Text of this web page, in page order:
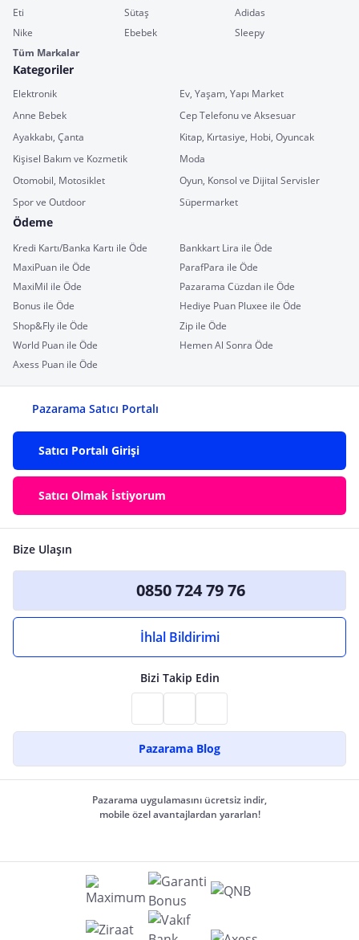
Eti
Sütaş
Adidas
Nike
Ebebek
Sleepy
Tüm Markalar
Kategoriler
Elektronik
Ev, Yaşam, Yapı Market
Anne Bebek
Cep Telefonu ve Aksesuar
Ayakkabı, Çanta
Kitap, Kırtasiye, Hobi, Oyuncak
Kişisel Bakım ve Kozmetik
Moda
Otomobil, Motosiklet
Oyun, Konsol ve Dijital Servisler
Spor ve Outdoor
Süpermarket
Ödeme
Kredi Kartı/Banka Kartı ile Öde
Bankkart Lira ile Öde
MaxiPuan ile Öde
ParafPara ile Öde
MaxiMil ile Öde
Pazarama Cüzdan ile Öde
Bonus ile Öde
Hediye Puan Pluxee ile Öde
Shop&Fly ile Öde
Zip ile Öde
World Puan ile Öde
Hemen Al Sonra Öde
Axess Puan ile Öde
Pazarama Satıcı Portalı
Satıcı Portalı Girişi
Satıcı Olmak İstiyorum
Bize Ulaşın
0850 724 79 76
İhlal Bildirimi
Bizi Takip Edin
Pazarama Blog
Pazarama uygulamasını ücretsiz indir,
mobile özel avantajlardan yararlan!